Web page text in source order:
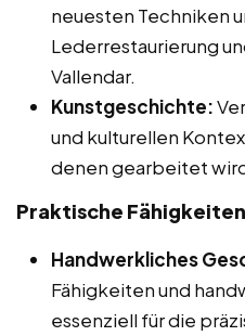
neuesten Techniken
Lederrestaurierung
Vallendar.
Kunstgeschichte:
und kulturellen
denen gearbeitet
Praktische Fähigkeiten
Handwerkliches
Fähigkeiten und
essenziell für die